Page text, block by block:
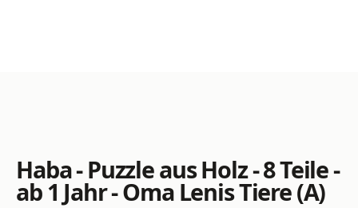
Haba - Puzzle aus Holz - 8 Teile -
ab 1 Jahr - Oma Lenis Tiere (A)